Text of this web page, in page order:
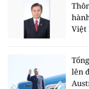
Việt
lên